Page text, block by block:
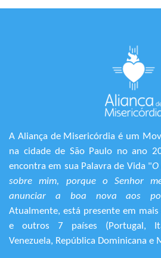
A Aliança de Misericórdia é um
na cidade de São Paulo no ano
encontra em sua Palavra de Vida "O
sobre mim, porque o Senhor
anunciar a boa nova aos
Atualmente, está presente em mais
e outros 7 países (Portugal,
Venezuela, República Dominicana e